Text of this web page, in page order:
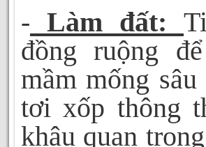
- Làm đất:
đồng ruộng
mầm mống
tơi xốp thông
khâu quan